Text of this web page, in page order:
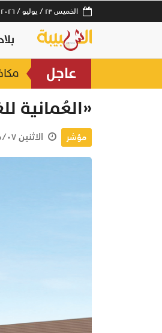
الخميس ٢٣ / يوليو / ٢٠٢٦
عاجل مكافحة
«العُمانية
مؤشر الاثنين ٠٧/مايو/٢٠١٨ ٠٥:٢٤ ص